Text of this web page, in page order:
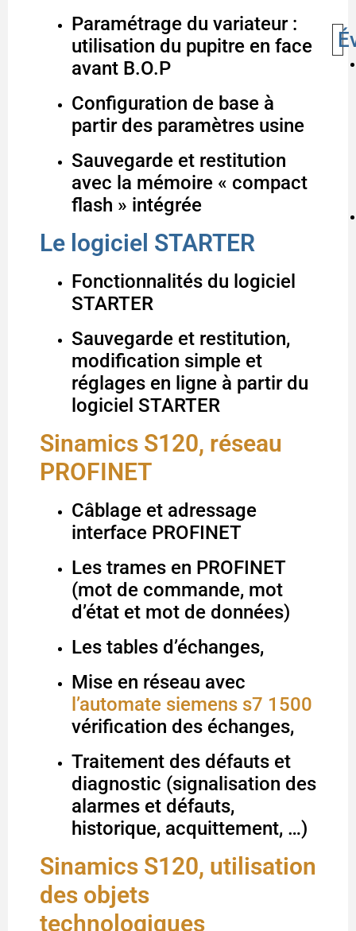
Paramétrage du variateur :
utilisation du pupitre en face
avant B.O.P
Configuration de base à
partir des paramètres usine
Sauvegarde et restitution
avec la mémoire « compact
flash » intégrée
Le logiciel STARTER
Fonctionnalités du logiciel
STARTER
Sauvegarde et restitution,
modification simple et
réglages en ligne à partir du
logiciel STARTER
Sinamics S120, réseau
PROFINET
Câblage et adressage
interface PROFINET
Les trames en PROFINET
(mot de commande, mot
d’état et mot de données)
Les tables d’échanges,
Mise en réseau avec
l’automate siemens s7 1500
vérification des échanges,
Traitement des défauts et
diagnostic (signalisation des
alarmes et défauts,
historique, acquittement, …)
Sinamics S120, utilisation
des objets
technologiques